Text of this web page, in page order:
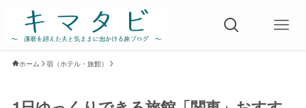
ホーム 宿（ホテル・旅館）